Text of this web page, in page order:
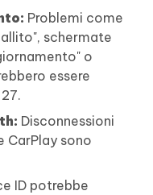
Problemi come
schermate
o
essere
Disconnessioni
CarPlay sono
ID potrebbe